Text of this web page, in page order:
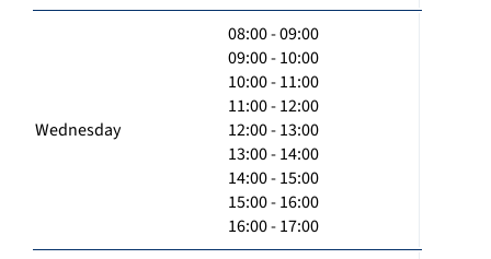
Wednesday
08:00 - 09:00
09:00 - 10:00
10:00 - 11:00
11:00 - 12:00
12:00 - 13:00
13:00 - 14:00
14:00 - 15:00
15:00 - 16:00
16:00 - 17:00